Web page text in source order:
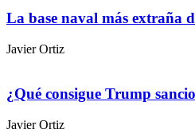
La base naval más extraña
Javier Ortiz
¿Qué consigue Trump
Javier Ortiz